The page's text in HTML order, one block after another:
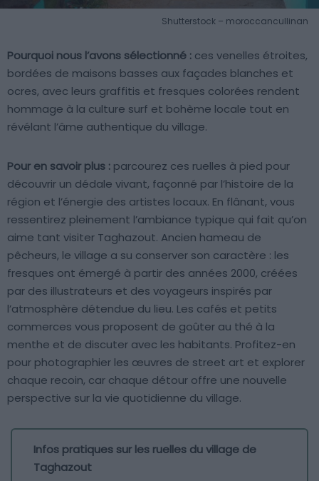
Shutterstock – moroccancullinan
Pourquoi nous l’avons sélectionné : ces venelles étroites,
bordées de maisons basses aux façades blanches et
ocres, avec leurs graffitis et fresques colorées rendent
hommage à la culture surf et bohème locale tout en
révélant l’âme authentique du village.
Pour en savoir plus : parcourez ces ruelles à pied pour
découvrir un dédale vivant, façonné par l’histoire de la
région et l’énergie des artistes locaux. En flânant, vous
ressentirez pleinement l’ambiance typique qui fait qu’on
aime tant visiter Taghazout. Ancien hameau de
pêcheurs, le village a su conserver son caractère : les
fresques ont émergé à partir des années 2000, créées
par des illustrateurs et des voyageurs inspirés par
l’atmosphère détendue du lieu. Les cafés et petits
commerces vous proposent de goûter au thé à la
menthe et de discuter avec les habitants. Profitez-en
pour photographier les œuvres de street art et explorer
chaque recoin, car chaque détour offre une nouvelle
perspective sur la vie quotidienne du village.
Infos pratiques sur les ruelles du village de
Taghazout